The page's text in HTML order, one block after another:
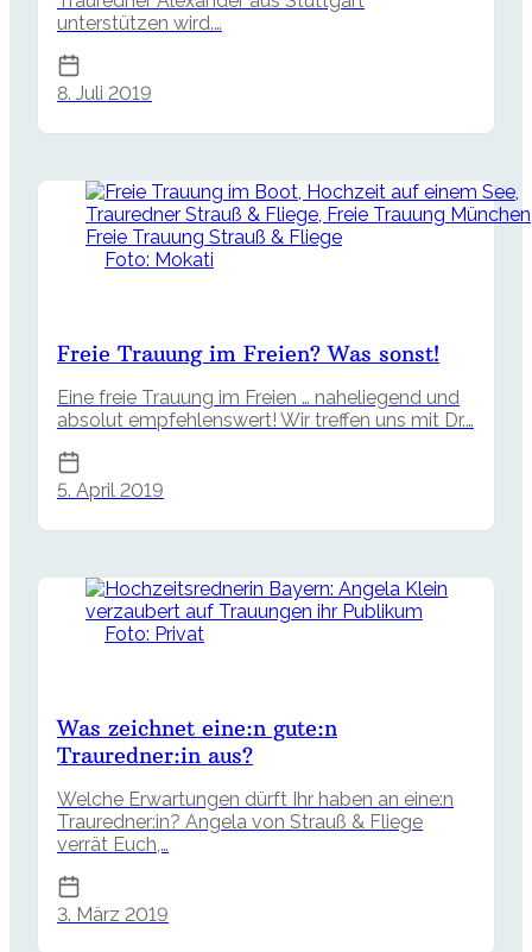
unterstützen wird.…
8. Juli 2019
Foto: Mokati
Freie Trauung im Freien? Was sonst!
Eine freie Trauung im Freien … naheliegend und
absolut empfehlenswert! Wir treffen uns mit Dr.…
5. April 2019
Foto: Privat
Was zeichnet eine:n gute:n
Trauredner:in aus?
Welche Erwartungen dürft Ihr haben an eine:n
Trauredner:in? Angela von Strauß & Fliege
verrät Euch,…
3. März 2019